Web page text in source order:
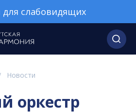
для слабовидящих
Новости
оркестр